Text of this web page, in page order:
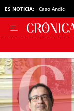
ES NOTICIA: Caso Andic